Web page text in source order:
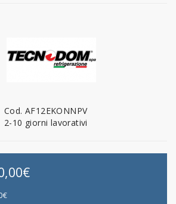
Cod. AF12EKONNPV
2-10 giorni lavorativi